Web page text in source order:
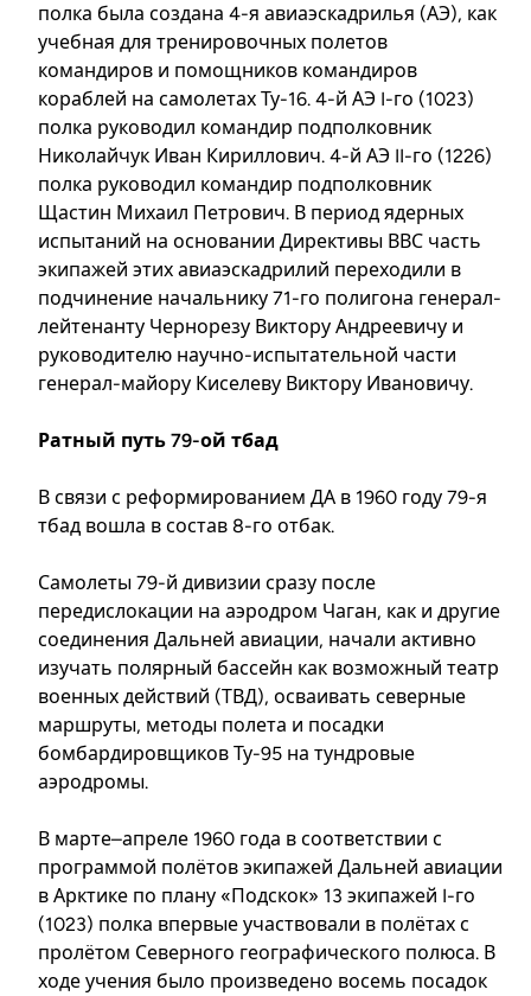
полка была создана 4-я авиаэскадрилья (АЭ), как
учебная для тренировочных полетов
командиров и помощников командиров
кораблей на самолетах Ту-16. 4-й АЭ I-го (1023)
полка руководил командир подполковник
Николайчук Иван Кириллович. 4-й АЭ II-го (1226)
полка руководил командир подполковник
Щастин Михаил Петрович. В период ядерных
испытаний на основании Директивы ВВС часть
экипажей этих авиаэскадрилий переходили в
подчинение начальнику 71-го полигона генерал-
лейтенанту Чернорезу Виктору Андреевичу и
руководителю научно-испытательной части
генерал-майору Киселеву Виктору Ивановичу.
Ратный путь 79-ой тбад
В связи с реформированием ДА в 1960 году 79-я
тбад вошла в состав 8-го отбак.
Самолеты 79-й дивизии сразу после
передислокации на аэродром Чаган, как и другие
соединения Дальней авиации, начали активно
изучать полярный бассейн как возможный театр
военных действий (ТВД), осваивать северные
маршруты, методы полета и посадки
бомбардировщиков Ту-95 на тундровые
аэродромы.
В марте–апреле 1960 года в соответствии с
программой полётов экипажей Дальней авиации
в Арктике по плану «Подскок» 13 экипажей I-го
(1023) полка впервые участвовали в полётах с
пролётом Северного географического полюса. В
ходе учения было произведено восемь посадок